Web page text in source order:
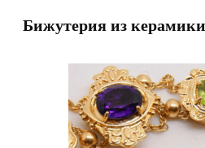
Бижутерия из